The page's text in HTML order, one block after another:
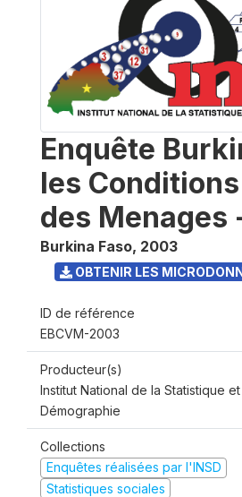
Enquête
les
des Menages
Burkina Faso, 2003
OBTENIR LES
ID de référence
EBCVM-2003
Producteur(s)
Institut National de la Statistique
Démographie
Collections
Enquêtes réalisées par l'INSD
Statistiques sociales